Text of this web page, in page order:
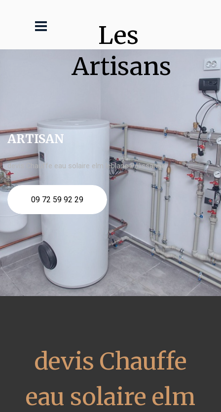
Les
Artisans
ARTISAN
devis Chauffe eau solaire elm leblanc Pélissanne
09 72 59 92 29
devis Chauffe
eau solaire elm